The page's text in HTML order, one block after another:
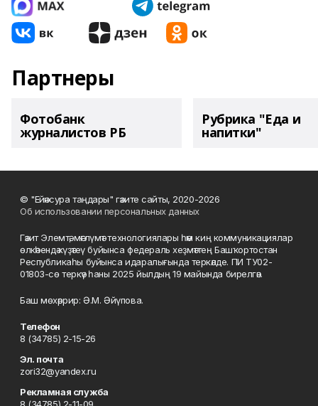
Партнеры
Фотобанк
журналистов РБ
Рубрика "Еда и
напитки"
© "Ейәнсура таңдары" гәзите сайты, 2020-2026
Об использовании персональных данных
Гәзит Элемтә, мәғлүмәт технологиялары һәм киң коммуникациялар
өлкәһендә күҙәтеү буйынса федераль хеҙмәттең Башҡортостан
Республикаһы буйынса идаралығында теркәлде. ПИ ТУ02-
01803-сө теркәү һаны 2025 йылдың 19 майында бирелгән.
Баш мөхәррир: Ә.М. Әйүпова.
Телефон
8 (34785) 2-15-26
Эл. почта
zori32@yandex.ru
Рекламная служба